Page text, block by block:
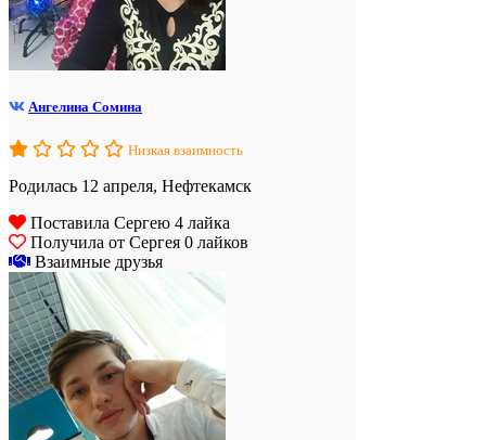
Ангелина Сомина
Низкая взаимность
Родилась 12 апреля, Нефтекамск
Поставила Сергею 4 лайка
Получила от Сергея 0 лайков
Взаимные друзья